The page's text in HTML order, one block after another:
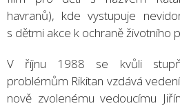
havranů), kde vystupuje
s dětmi akce k ochraně životního
V říjnu 1988 se kvůli
problémům Rikitan vzdává
nově zvolenému vedoucímu